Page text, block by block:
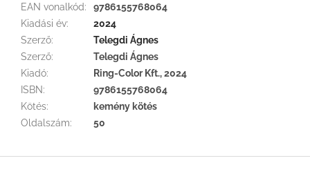
EAN vonalkód:
9786155768064
Kiadási év:
2024
Szerző:
Telegdi Ágnes
Szerző:
Telegdi Ágnes
Kiadó:
Ring-Color Kft., 2024
ISBN:
9786155768064
Kötés:
kemény kötés
Oldalszám: 50